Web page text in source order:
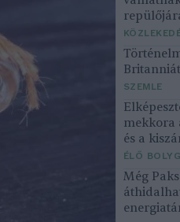
SZEMLE
mekkora
és a
ÉLŐ
Még